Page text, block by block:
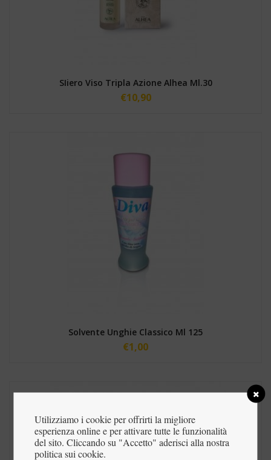
SIiero Viso Tripla Azione Alhea Ml.30
€10,90
Solvente Unghie Classico Ml 125
€1,00
Utilizziamo i cookie per offrirti la migliore
esperienza online e per attivare tutte le funzionalità
del sito. Cliccando su "Accetto" aderisci alla nostra
politica sui cookie.